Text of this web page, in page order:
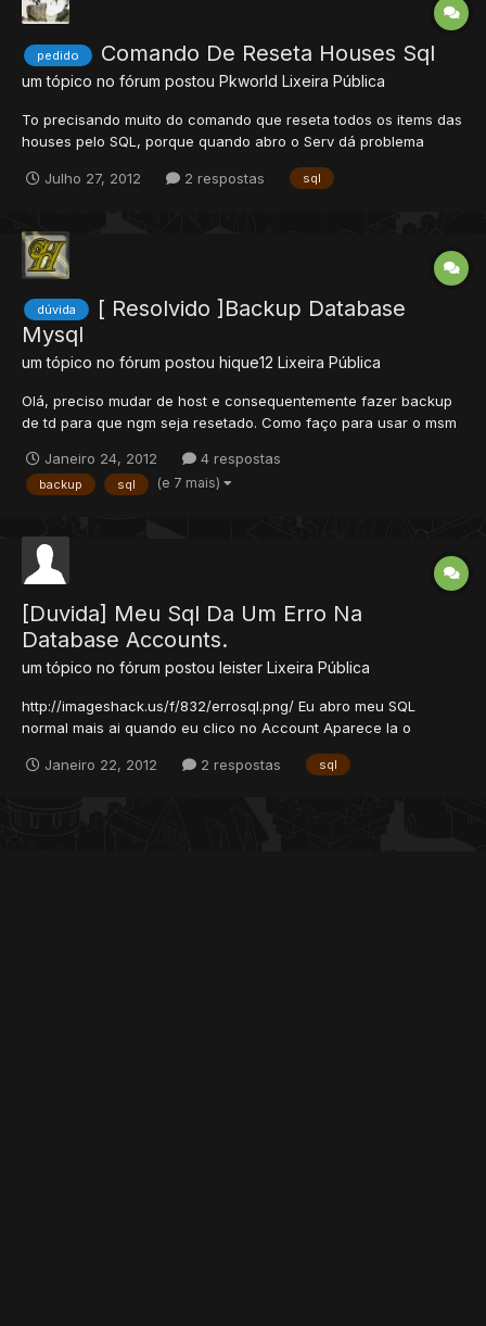
pedido Comando De Reseta Houses Sql
um tópico no fórum postou Pkworld Lixeira Pública
To precisando muito do comando que reseta todos os items das
houses pelo SQL, porque quando abro o Serv dá problema
numa house com algum item se alguem pode me ajuda? Imagem
do bug http://desmond.imageshack.us/Himg688/scaled.php?
Julho 27, 2012 2 respostas sql
dúvida
[ Resolvido ]Backup Database
Mysql
um tópico no fórum postou hique12 Lixeira Pública
Olá, preciso mudar de host e consequentemente fazer backup
de td para que ngm seja resetado. Como faço para usar o msm
forma eu faço o backup do db ?
Janeiro 24, 2012 4 respostas
backup sql (e 7 mais)
[Duvida] Meu Sql Da Um Erro Na
Database Accounts.
um tópico no fórum postou leister Lixeira Pública
http://imageshack.us/f/832/errosql.png/ Eu abro meu SQL
normal mais ai quando eu clico no Account Aparece la o
um monte de letra e numero como mostra na imagem no link.
Janeiro 22, 2012 2 respostas sql